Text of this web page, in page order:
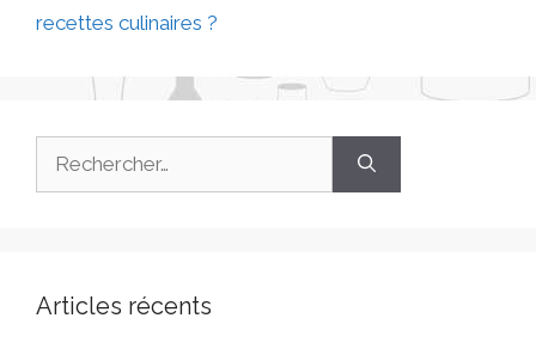
recettes culinaires ?
Articles récents